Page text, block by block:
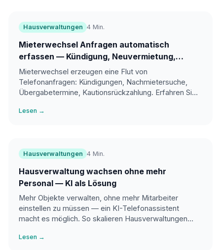
Hausverwaltungen 4 Min.
Mieterwechsel Anfragen automatisch
erfassen — Kündigung, Neuvermietung,
Übergabe
Mieterwechsel erzeugen eine Flut von
Telefonanfragen: Kündigungen, Nachmietersuche,
Übergabetermine, Kautionsrückzahlung. Erfahren Sie,
Lesen →
Hausverwaltungen 4 Min.
Hausverwaltung wachsen ohne mehr
Personal — KI als Lösung
Mehr Objekte verwalten, ohne mehr Mitarbeiter
einstellen zu müssen — ein KI-Telefonassistent
macht es möglich. So skalieren Hausverwaltungen
Lesen →